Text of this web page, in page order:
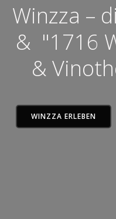
Winzza –
& "1716
&
WINZZA ERLEBEN